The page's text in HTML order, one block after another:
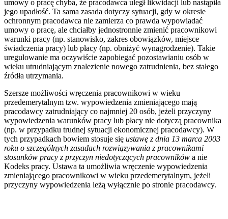
umowy o pracę chyba, że pracodawca uległ likwidacji lub nastąpiła
jego upadłość. Ta sama zasada dotyczy sytuacji, gdy w okresie
ochronnym pracodawca nie zamierza co prawda wypowiadać
umowy o pracę, ale chciałby jednostronnie zmienić pracownikowi
warunki pracy (np. stanowisko, zakres obowiązków, miejsce
świadczenia pracy) lub płacy (np. obniżyć wynagrodzenie). Takie
uregulowanie ma oczywiście zapobiegać pozostawianiu osób w
wieku utrudniającym znalezienie nowego zatrudnienia, bez stałego
źródła utrzymania.
Szersze możliwości wręczenia pracownikowi w wieku
przedemerytalnym tzw. wypowiedzenia zmieniającego mają
pracodawcy zatrudniający co najmniej 20 osób, jeżeli przyczyny
wypowiedzenia warunków pracy lub płacy nie dotyczą pracownika
(np. w przypadku trudnej sytuacji ekonomicznej pracodawcy). W
tych przypadkach bowiem stosuje się ustawę z dnia 13 marca 2003
roku o szczególnych zasadach rozwiązywania z pracownikami
stosunków pracy z przyczyn niedotyczących pracowników a nie
Kodeks pracy. Ustawa ta umożliwia wręczenie wypowiedzenia
zmieniającego pracownikowi w wieku przedemerytalnym, jeżeli
przyczyny wypowiedzenia leżą wyłącznie po stronie pracodawcy.